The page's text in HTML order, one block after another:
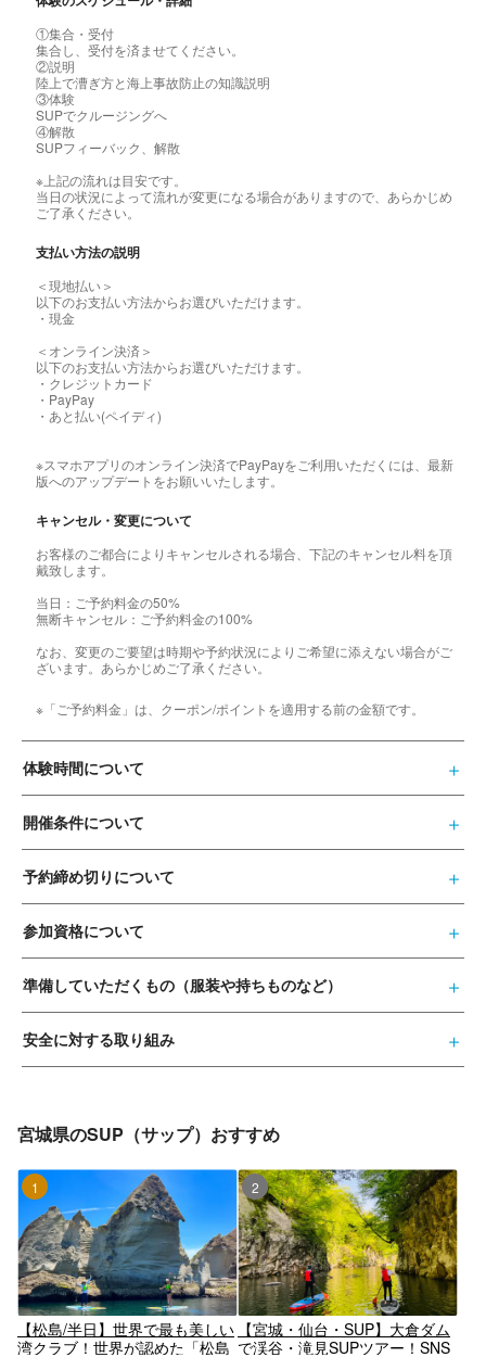
①集合・受付
集合し、受付を済ませてください。
②説明
陸上で漕ぎ方と海上事故防止の知識説明
③体験
SUPでクルージングへ
④解散
SUPフィーバック、解散
※上記の流れは目安です。
当日の状況によって流れが変更になる場合がありますので、あらかじめ
ご了承ください。
支払い方法の説明
＜現地払い＞
以下のお支払い方法からお選びいただけます。
・現金
＜オンライン決済＞
以下のお支払い方法からお選びいただけます。
・クレジットカード
・PayPay
・あと払い(ペイディ)
※スマホアプリのオンライン決済でPayPayをご利用いただくには、最新
版へのアップデートをお願いいたします。
キャンセル・変更について
お客様のご都合によりキャンセルされる場合、下記のキャンセル料を頂
戴致します。
当日：ご予約料金の50%
無断キャンセル：ご予約料金の100%
なお、変更のご要望は時期や予約状況によりご希望に添えない場合がご
ざいます。あらかじめご了承ください。
※「ご予約料金」は、クーポン/ポイントを適用する前の金額です。
体験時間について
開催条件について
予約締め切りについて
参加資格について
準備していただくもの（服装や持ちものなど）
安全に対する取り組み
宮城県のSUP（サップ）おすすめ
【松島/半日】世界で最も美しい
湾クラブ！世界が認めた「松島
2位
【宮城・仙台・SUP】大倉ダム
で渓谷・滝見SUPツアー！SNS